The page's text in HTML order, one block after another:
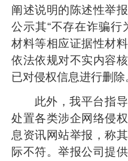
阐述说明的陈述性举
公示其“不存在诈骗行
材料等相应证据性材
依法依规对不实内容
已对侵权信息进行删除
此外，我平台指
处置各类涉企网络侵
息资讯网站举报，称
际不符。举报公司提